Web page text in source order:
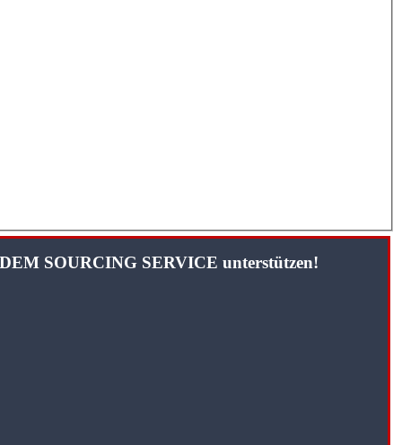
SOURCING SERVICE unterstützen!